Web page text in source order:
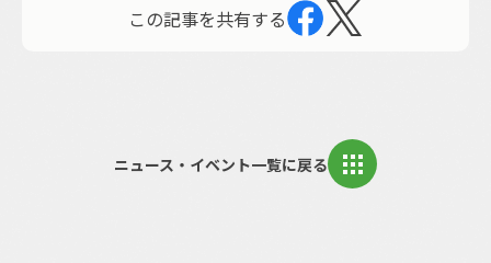
この記事を共有する
ニュース・イベント一覧に戻る